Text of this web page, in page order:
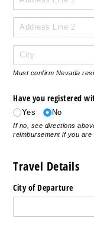
Must confirm Nevada
Have you registered
Yes No
If no, see directions
reimbursement if you
Travel Details
City of Departure